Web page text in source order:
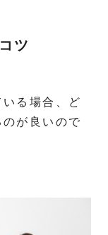
ツ
る場合、ど
が良いので